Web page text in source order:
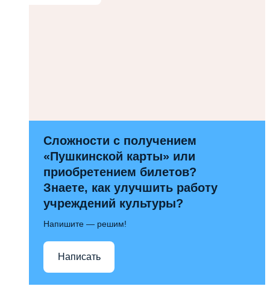
Сложности с получением
«Пушкинской карты» или
приобретением билетов?
Знаете, как улучшить работу
учреждений культуры?
Напишите — решим!
Написать